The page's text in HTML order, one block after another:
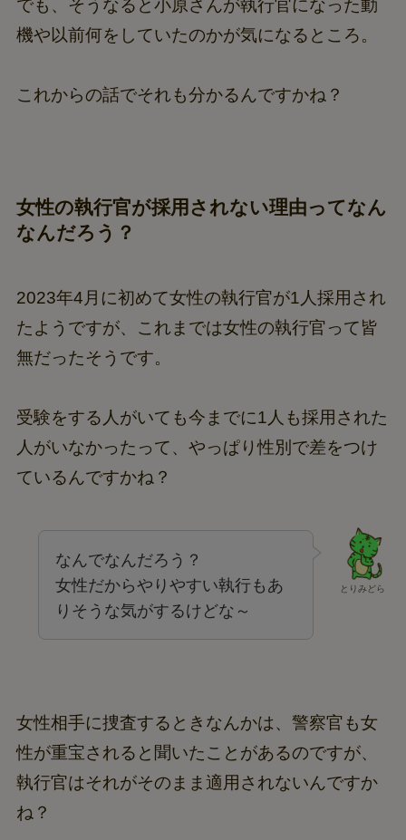
でも、そうなると小原さんが執行官になった動
機や以前何をしていたのかが気になるところ。
これからの話でそれも分かるんですかね？
女性の執行官が採用されない理由ってなん
なんだろう？
2023年4月に初めて女性の執行官が1人採用され
たようですが、これまでは女性の執行官って皆
無だったそうです。
受験をする人がいても今までに1人も採用された
人がいなかったって、やっぱり性別で差をつけ
ているんですかね？
とりみどら
なんでなんだろう？
女性だからやりやすい執行もあ
りそうな気がするけどな～
女性相手に捜査するときなんかは、警察官も女
性が重宝されると聞いたことがあるのですが、
執行官はそれがそのまま適用されないんですか
ね？